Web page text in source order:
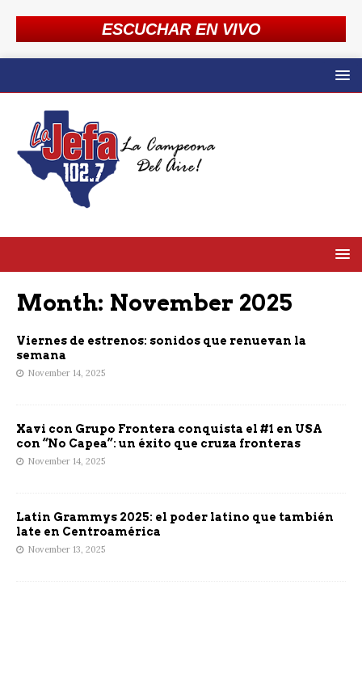
ESCUCHAR EN VIVO
Month: November 2025
Viernes de estrenos: sonidos que renuevan la
semana
November 14, 2025
Xavi con Grupo Frontera conquista el #1 en USA
con “No Capea”: un éxito que cruza fronteras
November 14, 2025
Latin Grammys 2025: el poder latino que también
late en Centroamérica
November 13, 2025